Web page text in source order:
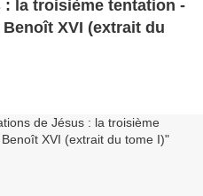
la troisième tentation -
XVI (extrait du